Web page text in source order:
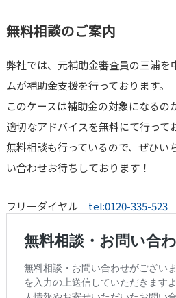
無料相談のご案内
弊社では、元補助金審査員の三浦を
ムが補助金支援を行っております。
このケースは補助金の対象になるの
適切なアドバイスを無料にて行って
無料相談も行っているので、ぜひい
い合わせお待ちしております！
フリーダイヤル tel:0120-335-523